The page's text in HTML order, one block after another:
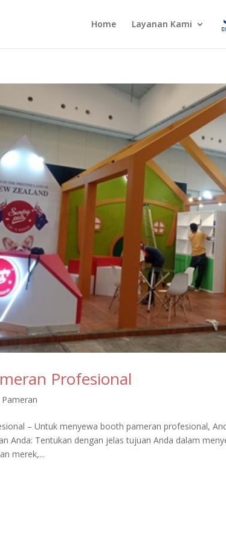
Home Layanan Kami
Profesional
– Untuk menyewa booth pameran profesional,
Anda: Tentukan dengan jelas tujuan Anda dalam
merek,...